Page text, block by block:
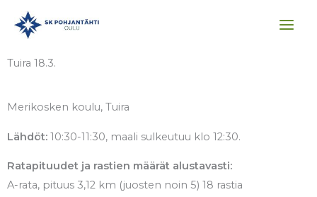
sisältöön
Tuira 18.3.
Merikosken koulu, Tuira
Lähdöt: 10:30-11:30, maali sulkeutuu klo 12:30.
Ratapituudet ja rastien määrät alustavasti:
A-rata, pituus 3,12 km (juosten noin 5) 18 rastia